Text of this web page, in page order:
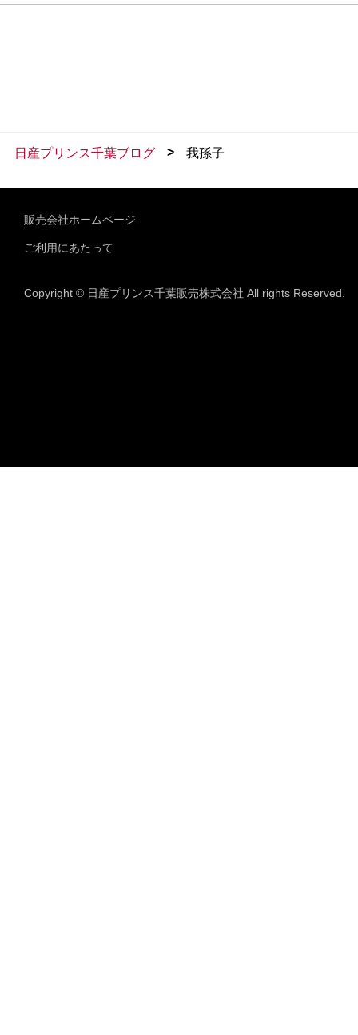
日産プリンス千葉ブログ > 我孫子
販売会社ホームページ
ご利用にあたって
Copyright © 日産プリンス千葉販売株式会社 All rights Reserved.